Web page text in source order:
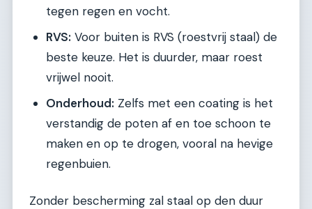
tegen regen en vocht.
RVS: Voor buiten is RVS (roestvrij staal) de
beste keuze. Het is duurder, maar roest
vrijwel nooit.
Onderhoud: Zelfs met een coating is het
verstandig de poten af en toe schoon te
maken en op te drogen, vooral na hevige
regenbuien.
Zonder bescherming zal staal op den duur